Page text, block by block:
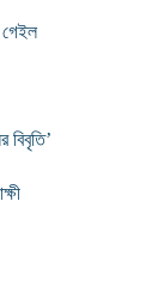
গেইল
বিবৃতি’